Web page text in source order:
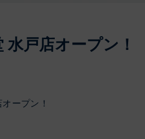
水戸店オープン！
ープン！